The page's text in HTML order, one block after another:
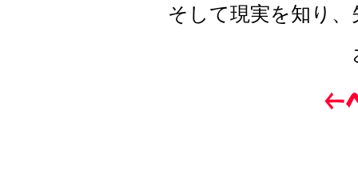
そして現実を知り、